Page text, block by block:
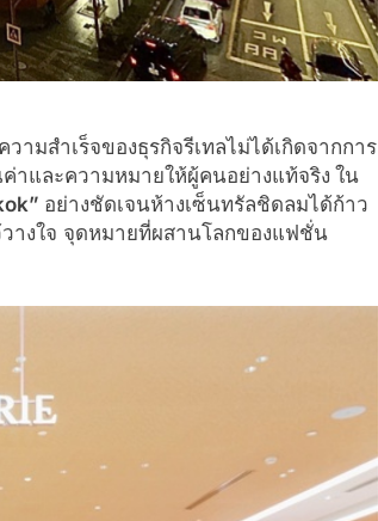
ามสำเร็จของธุรกิจรีเทลไม่ได้เกิดจากการ
และความหมายให้ผู้คนอย่างแท้จริง ใน
อย่างชัดเจนห้างเซ็นทรัลชิดลมได้ก้าว
างใจ จุดหมายที่ผสานโลกของแฟชั่น